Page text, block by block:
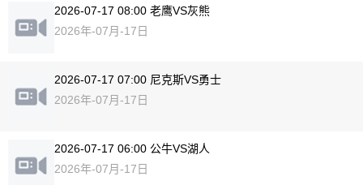
2026-07-17 08:00 老鹰VS灰熊
2026年-07月-17日
2026-07-17 07:00 尼克斯VS勇士
2026年-07月-17日
2026-07-17 06:00 公牛VS湖人
2026年-07月-17日